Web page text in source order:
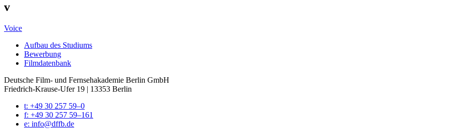
v
Voice
Auf­bau des Stu­di­ums
Bewer­bung
Film­da­ten­bank
Deutsche Film- und Fernseh­akademie Berlin GmbH
Friedrich-Krause-Ufer 19 | 13353 Berlin
t: +49 30 257 59–0
f: +49 30 257 59–161
e: info@​dffb.​de